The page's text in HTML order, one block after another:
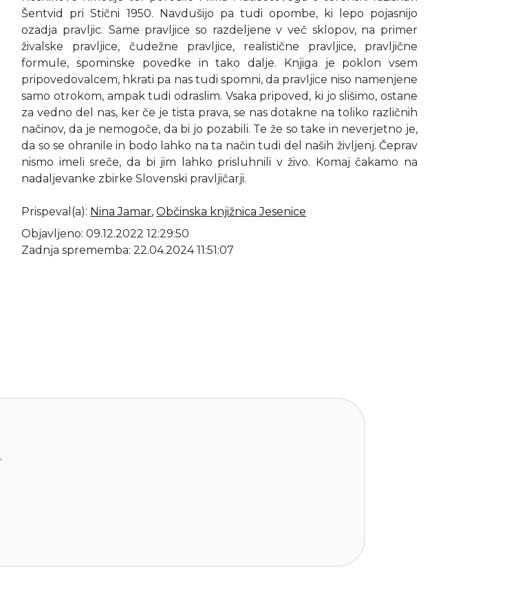
Šentvid pri Stični 1950. Navdušijo pa tudi opombe, ki lepo pojasnijo
ozadja pravljic. Same pravljice so razdeljene v več sklopov, na primer
živalske pravljice, čudežne pravljice, realistične pravljice, pravljične
formule, spominske povedke in tako dalje. Knjiga je poklon vsem
pripovedovalcem, hkrati pa nas tudi spomni, da pravljice niso namenjene
samo otrokom, ampak tudi odraslim. Vsaka pripoved, ki jo slišimo, ostane
za vedno del nas, ker če je tista prava, se nas dotakne na toliko različnih
načinov, da je nemogoče, da bi jo pozabili. Te že so take in neverjetno je,
da so se ohranile in bodo lahko na ta način tudi del naših življenj. Čeprav
nismo imeli sreče, da bi jim lahko prisluhnili v živo. Komaj čakamo na
nadaljevanke zbirke Slovenski pravljičarji.
Prispeval(a): Nina Jamar,Občinska knjižnica Jesenice
Objavljeno: 09.12.2022 12:29:50
Zadnja sprememba: 22.04.2024 11:51:07
.